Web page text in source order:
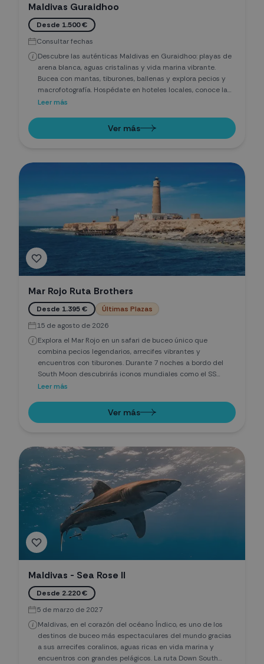
Maldivas Guraidhoo
Desde 1.500 €
Consultar fechas
Descubre las auténticas Maldivas en Guraidhoo: playas de
arena blanca, aguas cristalinas y vida marina vibrante.
Bucea con mantas, tiburones, ballenas y explora pecios y
macrofotografía. Hospédate en hoteles locales, conoce la
cultura maldiva y disfruta de snorkel, spa y relax. Una
parejas que buscan más allá de los resorts.
Leer más
Ver más
Mar Rojo Ruta Brothers
Desde 1.395 €
Últimas Plazas
15 de agosto de 2026
Explora el Mar Rojo en un safari de buceo único que
combina pecios legendarios, arrecifes vibrantes y
encuentros con tiburones. Durante 7 noches a bordo del
South Moon descubrirás iconos mundiales como el SS
Thistlegorm, Ras Mohamed y las remotas Islas Brothers, uno
aventura diseñada para buceadores que buscan emoción,
historia y biodiversidad en una sola expedición.
Leer más
Ver más
Maldivas - Sea Rose II
Desde 2.220 €
5 de marzo de 2027
Maldivas, en el corazón del océano Índico, es uno de los
destinos de buceo más espectaculares del mundo gracias
a sus arrecifes coralinos, aguas ricas en vida marina y
encuentros con grandes pelágicos. La ruta Down South